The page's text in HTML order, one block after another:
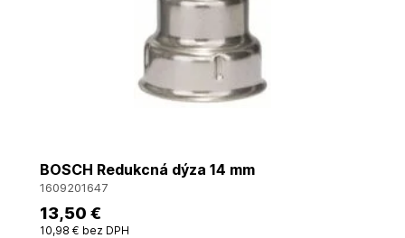
BOSCH Redukcná dýza 14 mm
1609201647
13,50 €
10,98 € bez DPH